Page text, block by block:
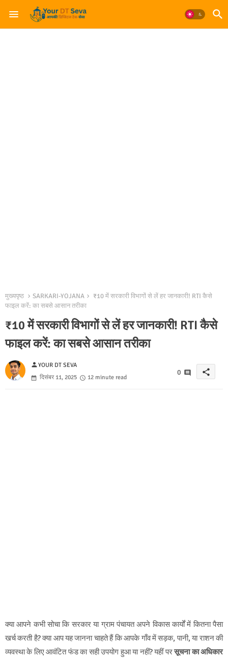
मुख्यपृष्ठ SARKARI-YOJANA
₹10 में सरकारी विभागों से लें हर जानकारी! RTI कैसे
फाइल करें: का सबसे आसान तरीका
₹10 में सरकारी विभागों से लें हर जानकारी! RTI कैसे
फाइल करें: का सबसे आसान तरीका
personYOUR DT SEVA
दिसंबर 11, 2025
12 minute read
0 share
क्या आपने कभी सोचा कि सरकार या ग्राम पंचायत अपने विकास कार्यों में कितना पैसा
खर्च करती है? क्या आप यह जानना चाहते हैं कि आपके गाँव में सड़क, पानी, या राशन की
व्यवस्था के लिए आवंटित फंड का सही उपयोग हुआ या नहीं? यहीं परसूचना का अधिकार